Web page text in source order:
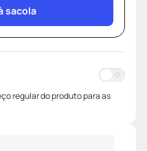
sacola
regular do produto para as